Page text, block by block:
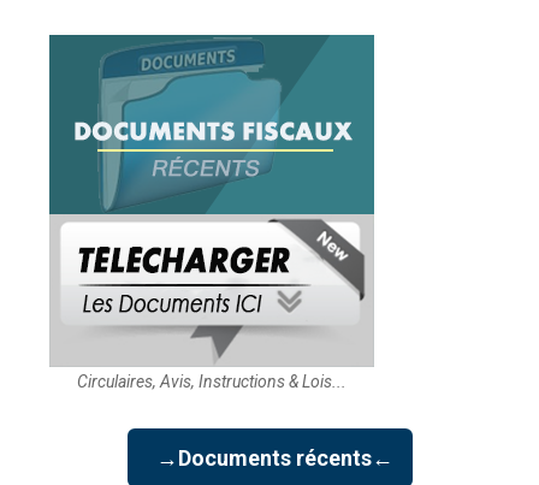
Circulaires, Avis, Instructions & Lois...
→Documents récents←